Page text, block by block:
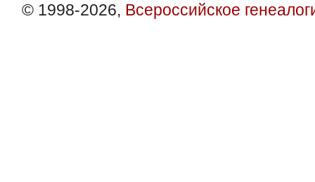
© 1998-2026, Всероссийское